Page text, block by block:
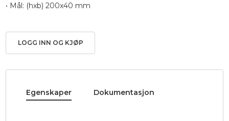
• Mål: (hxb) 200x40 mm
LOGG INN OG KJØP
Egenskaper Dokumentasjon